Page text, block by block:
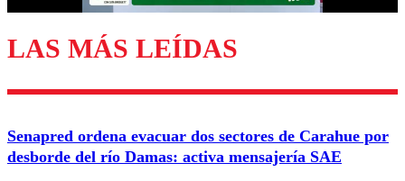
Enviar comentario
LAS MÁS LEÍDAS
Senapred ordena evacuar dos sectores de Carahue por
desborde del río Damas: activa mensajería SAE